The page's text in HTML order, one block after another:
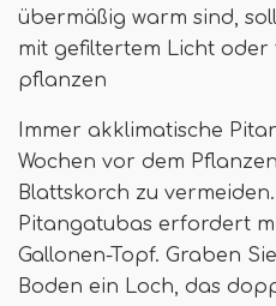
übermäßig warm sind,
mit gefiltertem Licht oder
pflanzen
Immer akklimatische
Wochen vor dem
Blattskorch zu
Pitangatubas erfordert
Gallonen-Topf. Graben
Boden ein Loch, das